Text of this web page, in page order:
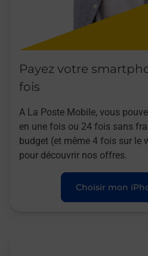
Payez votre
fois
A La Poste Mobile, vous
en une fois ou 24 fois sans
budget (et même 4 fois sur le
pour découvrir nos offres.
Choisir mon